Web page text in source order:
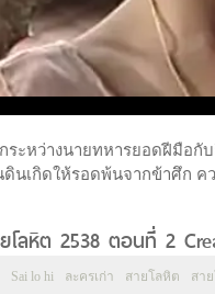
ระหว่างนายทหารยอดฝีมือ
นเกิดให้รอดพ้นจากข้าศึก ค
โลหิต 2538 ตอนที่ 2
Sai lo hi ละครเก่า สายโลหิต สา